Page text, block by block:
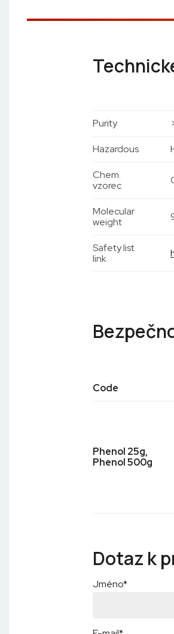
Purity
Hazardous
Chem.
vzorec
Molecular
weight
Safety list
link
Code
Phenol 25g,
Phenol 500g
Dotaz k
Jméno*